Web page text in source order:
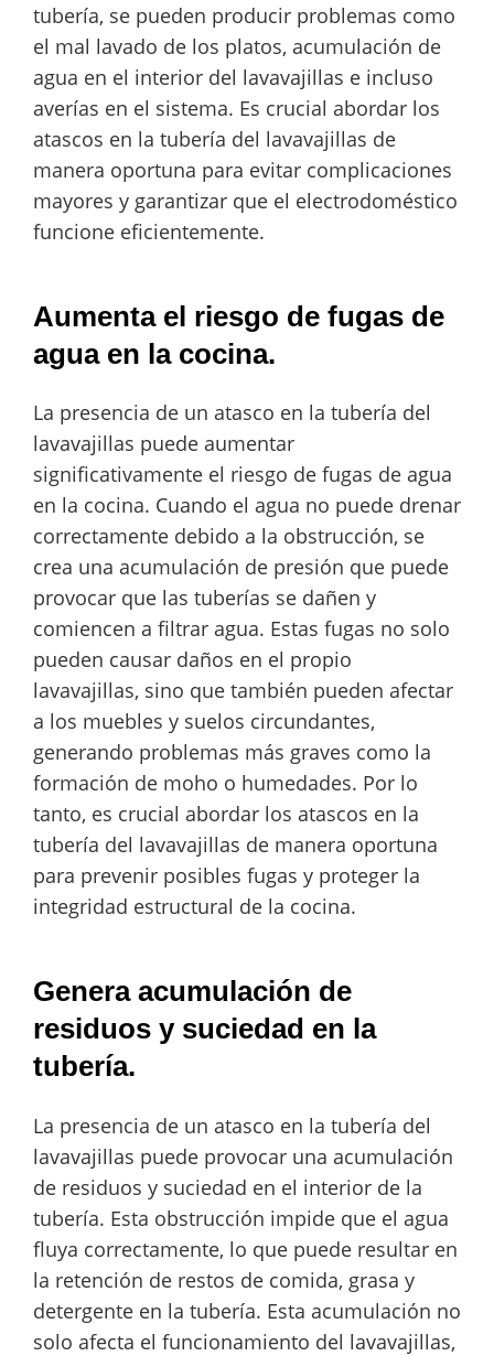
tubería, se pueden producir problemas como
el mal lavado de los platos, acumulación de
agua en el interior del lavavajillas e incluso
averías en el sistema. Es crucial abordar los
atascos en la tubería del lavavajillas de
manera oportuna para evitar complicaciones
mayores y garantizar que el electrodoméstico
funcione eficientemente.
Aumenta el riesgo de fugas de
agua en la cocina.
La presencia de un atasco en la tubería del
lavavajillas puede aumentar
significativamente el riesgo de fugas de agua
en la cocina. Cuando el agua no puede drenar
correctamente debido a la obstrucción, se
crea una acumulación de presión que puede
provocar que las tuberías se dañen y
comiencen a filtrar agua. Estas fugas no solo
pueden causar daños en el propio
lavavajillas, sino que también pueden afectar
a los muebles y suelos circundantes,
generando problemas más graves como la
formación de moho o humedades. Por lo
tanto, es crucial abordar los atascos en la
tubería del lavavajillas de manera oportuna
para prevenir posibles fugas y proteger la
integridad estructural de la cocina.
Genera acumulación de
residuos y suciedad en la
tubería.
La presencia de un atasco en la tubería del
lavavajillas puede provocar una acumulación
de residuos y suciedad en el interior de la
tubería. Esta obstrucción impide que el agua
fluya correctamente, lo que puede resultar en
la retención de restos de comida, grasa y
detergente en la tubería. Esta acumulación no
solo afecta el funcionamiento del lavavajillas,